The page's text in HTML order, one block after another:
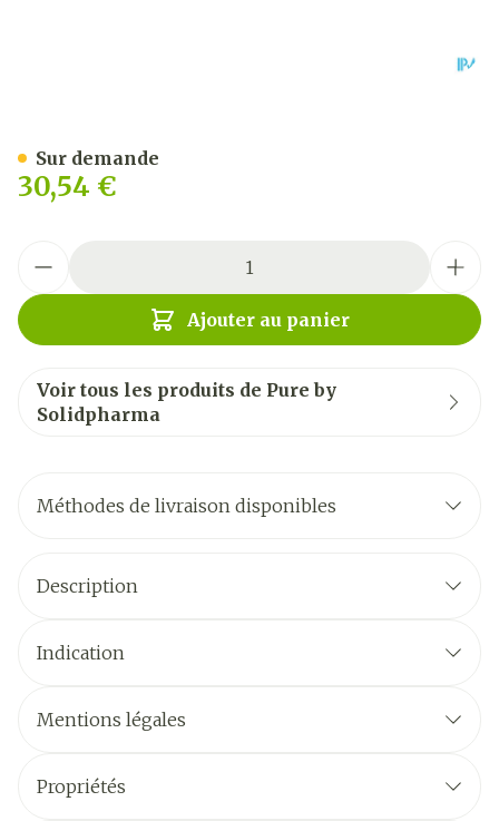
30,54 €
Ajouter au panier
Sur demande
Voir tous les produits de Pure by
Solidpharma
Méthodes de livraison disponibles
Description
Indication
Mentions légales
Propriétés